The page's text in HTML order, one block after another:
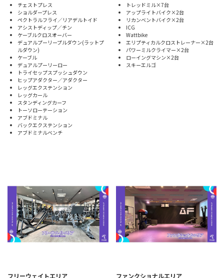
チェストプレス
ショルダープレス
ペクトラルフライ／リアデルトイド
アシストディップ／チン
ケーブルクロスオーバー
デュアルプーリープルダウン(ラットプ
ルダウン)
ケーブル
デュアルプーリーロー
トライセップスプッシュダウン
ヒップアダクター／アダクター
レッグエクステンション
レッグカール
スタンディングカーフ
トーソローテーション
アブドミナル
バックエクステンション
アブドミナルベンチ
トレッドミル×7台
アップライトバイク×2台
リカンベントバイク×2台
ICG
Wattbike
エリプティカルクロストレーナー×2台
パワーミルクライマー×2台
ローイングマシン×2台
スキーエルゴ
フリーウェイトエリア ファンクショナルエリア